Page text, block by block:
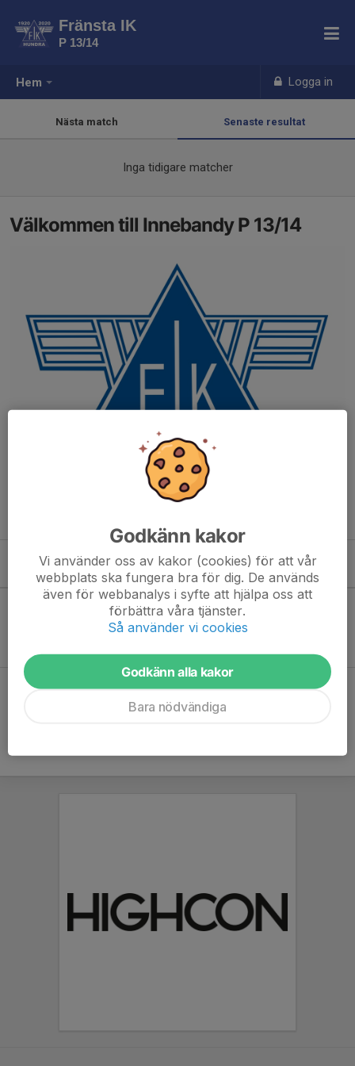
Hem Logga in
Fränsta IK
P 13/14
Nästa match Senaste resultat
Inga tidigare matcher
Välkommen till Innebandy P 13/14
Vi tränar inomhus i Sporthallen Fränsta
Kommande aktiviteter
Inga aktiviteter inbokade
Hela kalendern
Godkänn kakor
Vi använder oss av kakor (cookies) för att vår
webbplats ska fungera bra för dig. De används
även för webbanalys i syfte att hjälpa oss att
förbättra våra tjänster.
Så använder vi cookies
Godkänn alla kakor
Bara nödvändiga